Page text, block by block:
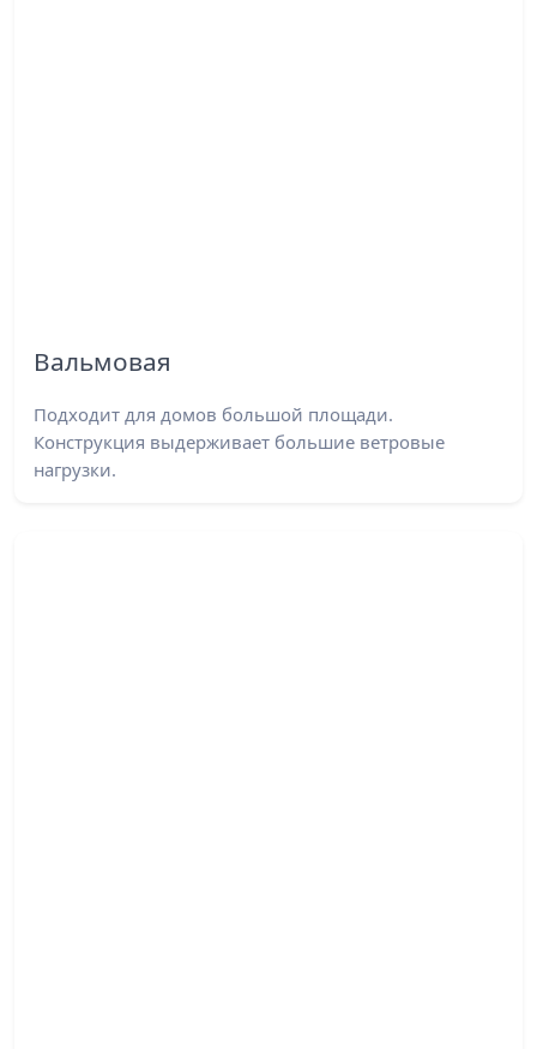
Вальмовая
Подходит для домов большой площади.
Конструкция выдерживает большие ветровые
нагрузки.